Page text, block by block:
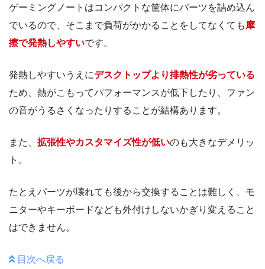
ゲーミングノートはコンパクトな筐体にパーツを詰め込ん
でいるので、そこまで負荷がかかることをしてなくても摩
擦で発熱しやすいです。
発熱しやすいうえにデスクトップより排熱性が劣っている
ため、熱がこもってパフォーマンスが低下したり、ファン
の音がうるさくなったりすることが結構あります。
また、 拡張性やカスタマイズ性が低いのも大きなデメリッ
ト。
たとえパーツが壊れても後から交換することは難しく、モ
ニターやキーボードなども外付けしないかぎり変えること
はできません。
目次へ戻る